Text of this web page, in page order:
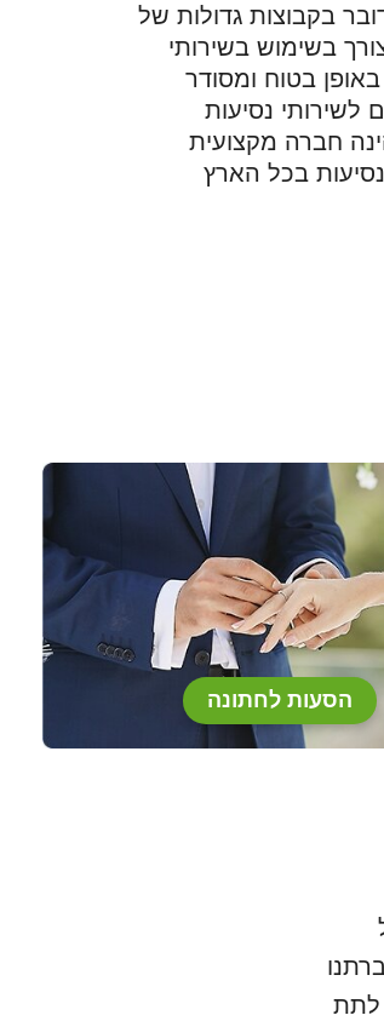
בקבוצות גדולות של
בשימוש בשירותי
בטוח ומסודר
נסיעות
חברה מקצועית
בכל הארץ
הסעות לחתונה
לתת